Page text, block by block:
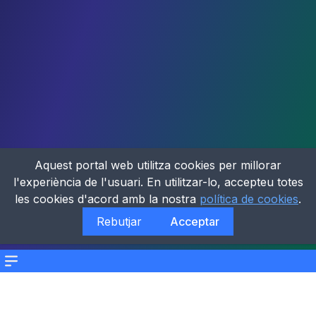
Menu
Aquest portal web utilitza cookies per millorar
l'experiència de l'usuari. En utilitzar-lo, accepteu totes
les cookies d'acord amb la nostra política de cookies.
Rebutjar
Acceptar